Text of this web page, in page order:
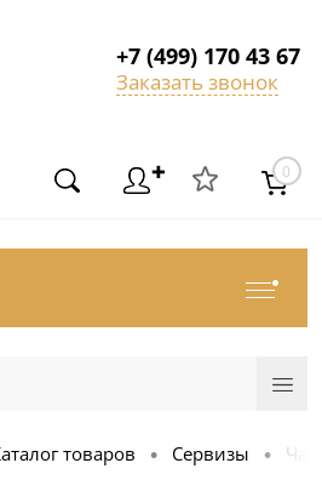
+7 (499) 170 43 67
Заказать звонок
✚ 0
товаров • Сервизы •